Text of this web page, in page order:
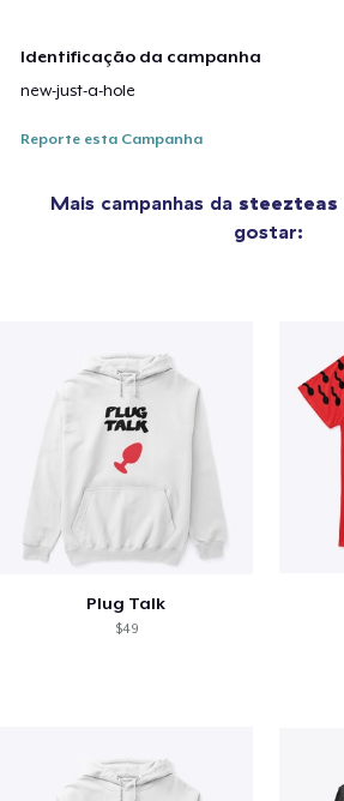
Identificação da campanha
new-just-a-hole
Reporte esta Campanha
Mais campanhas da steezteas
gostar:
Plug Talk
$49